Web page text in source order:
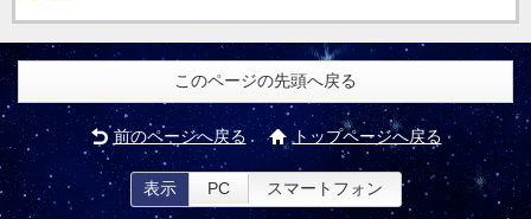
このページの先頭へ戻る
前のページへ戻る トップページへ戻る
表示 PC スマートフォン